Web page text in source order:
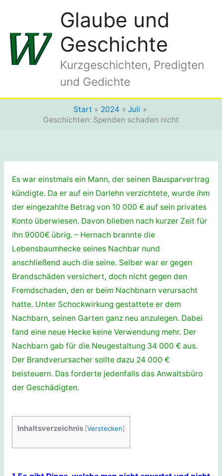
springen
Glaube und
Geschichte
Kurzgeschichten, Predigten
und Gedichte
Start 2024
Juli
Geschichten: Spenden schaden nicht
Es war einstmals ein Mann, der seinen Bausparvertrag
kündigte. Da er auf ein Darlehn verzichtete, wurde ihm
der eingezahlte Betrag von 10 000 € auf sein privates
Konto überwiesen. Davon blieben nach kurzer Zeit für
ihn 9000€ übrig. – Hernach brannte die
Lebensbaumhecke seines Nachbar nund
anschließend auch die seine. Selber war er gegen
Brandschäden versichert, doch nicht gegen den
Fremdschaden, den er beim Nachbnarn verursacht
hatte. Unter Schockwirkung gestattete er dem
Nachbarn, seinen Garten ganz neu anzulegen. Dabei
fand eine neue Hecke keine Verwendung mehr. Der
Nachbarn gab für die Neugestaltung 34 000 € aus.
Der Brandverursacher sollte dazu 24 000 €
beisteuern. Das forderte jedenfalls das Anwaltsbüro
der Geschädigten.
Inhaltsverzeichnis [Verstecken]